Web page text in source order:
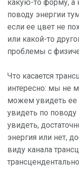
какую-то форму, а
поводу энергии
если ее цвет не
или какой-то
проблемы с
Что касается
интересно: мы не
можем увидеть
увидеть по
увидеть,
энергия или нет,
виду канала